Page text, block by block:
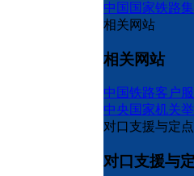
中国国家铁路
相关网站
相关网站
中国铁路客户
中央国家机关
对口支援与定
对口支援与